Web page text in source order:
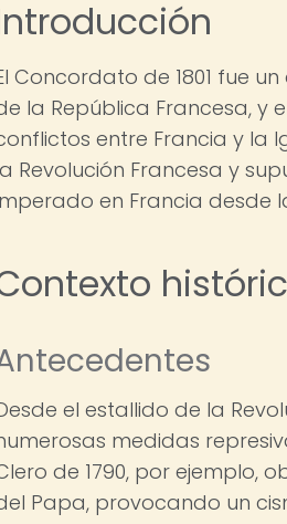
Concordato de 1801 fue
la República Francesa, y
entre Francia y la
Revolución Francesa y
en Francia desde
el estallido de la
medidas
de 1790, por ejemplo,
Papa, provocando un